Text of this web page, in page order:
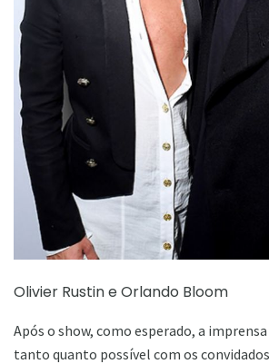
Olivier Rustin e Orlando Bloom
Após o show, como esperado, a
tanto quanto possível com os